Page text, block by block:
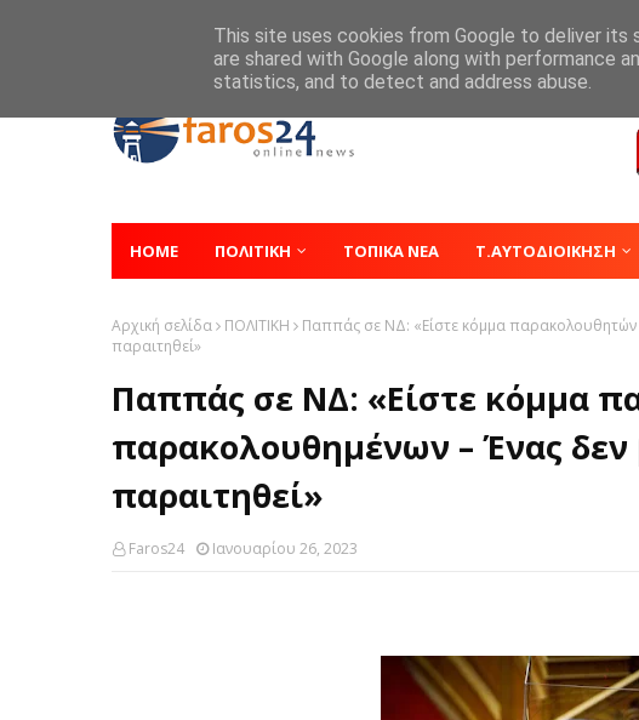
HOME ΠΟΛΙΤΙΚΗ ΤΟΠΙΚΑ ΝΕΑ Τ.ΑΥΤΟΔΙΟΙΚΗΣΗ
Αρχική σελίδα ΠΟΛΙΤΙΚΗ
Παππάς σε ΝΔ: «Είστε κόμμα
παραιτηθεί»
Παππάς σε ΝΔ: «Είστε κόμμα
παρακολουθημένων – Ένας δεν
παραιτηθεί»
Faros24 Ιανουαρίου 26, 2023
This site uses cookies from Google to deliver its
are shared with Google along with performance
statistics, and to detect and address abuse.